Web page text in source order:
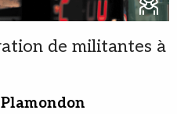
de militantes à